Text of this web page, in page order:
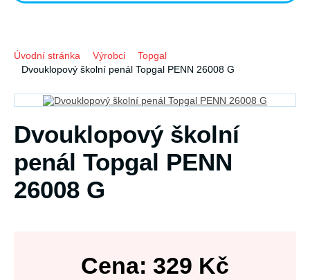
Úvodní stránka Výrobci
Topgal
Dvouklopový školní penál Topgal PENN 26008 G
Dvouklopový školní
penál Topgal PENN
26008 G
Cena: 329 Kč